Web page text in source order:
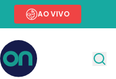
AO VIVO